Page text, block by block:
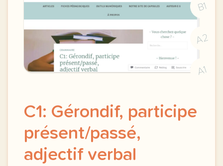
B1
A2
A1
C1: Gérondif, participe
présent/passé,
adjectif verbal